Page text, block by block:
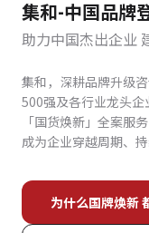
集和-中国品牌
助力中国杰出企业
集和，深耕品牌升级
500强及各行业龙头
「国货焕新」全案服
成为企业穿越周期、
为什么国牌焕新